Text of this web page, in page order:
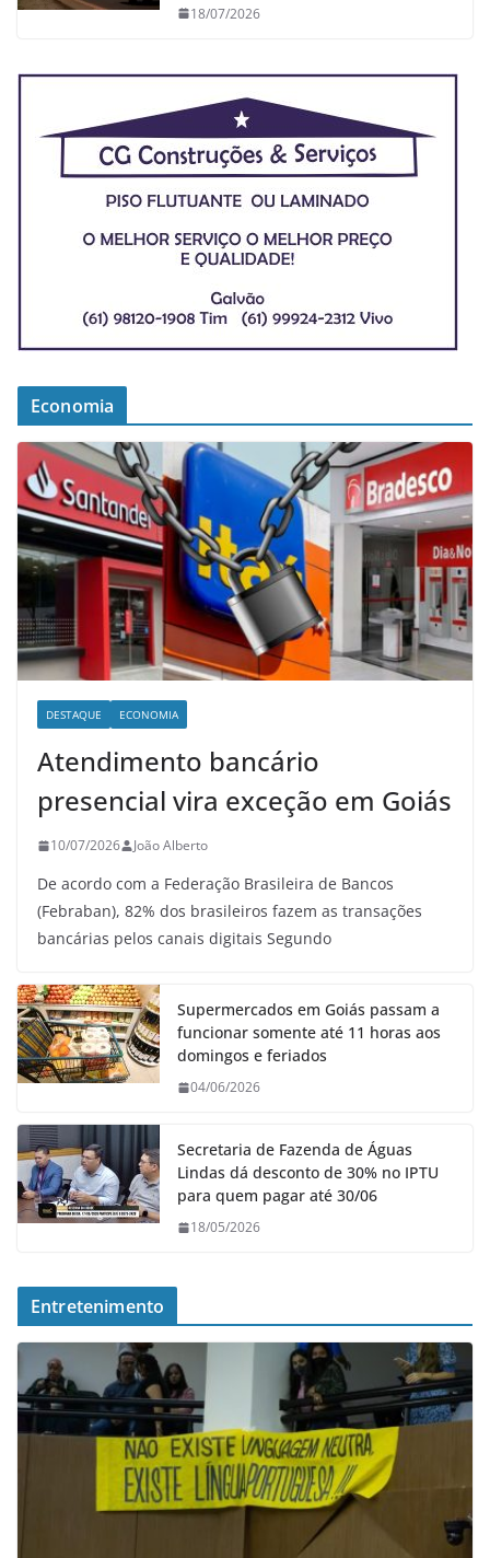
18/07/2026
Economia
DESTAQUE ECONOMIA
Atendimento bancário
presencial vira exceção em Goiás
10/07/2026 João Alberto
De acordo com a Federação Brasileira de Bancos
(Febraban), 82% dos brasileiros fazem as transações
bancárias pelos canais digitais Segundo
Supermercados em Goiás passam a
funcionar somente até 11 horas aos
domingos e feriados
04/06/2026
Secretaria de Fazenda de Águas
Lindas dá desconto de 30% no IPTU
para quem pagar até 30/06
18/05/2026
Entretenimento